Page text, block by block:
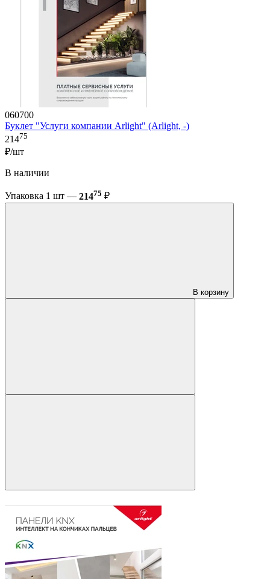
060700
Буклет "Услуги компании Arlight" (Arlight, -)
21475
₽/шт
В наличии
Упаковка 1 шт — 21475 ₽
В корзину